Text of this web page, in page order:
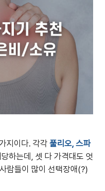
지이다. 각각 풀리오, 스파
하는데, 셋 다 가격대도 엇
람들이 많이 선택장애(?)